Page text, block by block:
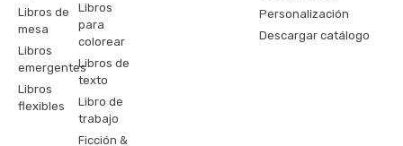
Libros de
mesa
Libros
emergentes
Libros
flexibles
Libros
para
colorear
Libros de
texto
Libro de
trabajo
Ficción &
Personalización
Descargar catálogo